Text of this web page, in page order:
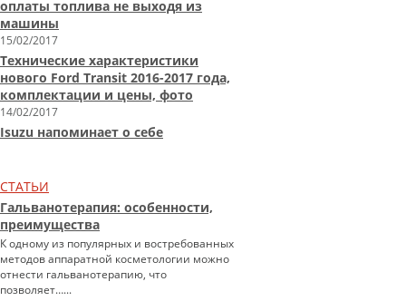
оплаты топлива не выходя из
машины
15/02/2017
Технические характеристики
нового Ford Transit 2016-2017 года,
комплектации и цены, фото
14/02/2017
Isuzu напоминает о себе
СТАТЬИ
Гальванотерапия: особенности,
преимущества
К одному из популярных и востребованных
методов аппаратной косметологии можно
отнести гальванотерапию, что
позволяет…...